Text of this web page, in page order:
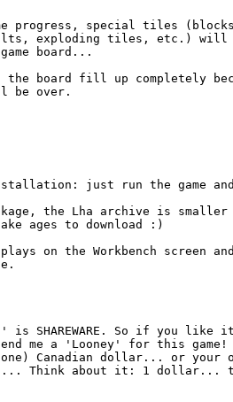
progress, special tiles
exploding tiles, etc.) will
board...
the board fill up completely
be over.
just run the game
the Lha archive is smaller
ages to download :)
on the Workbench screen
is SHAREWARE. So if you like
me a 'Looney' for this game!
Canadian dollar... or your
Think about it: 1 dollar...